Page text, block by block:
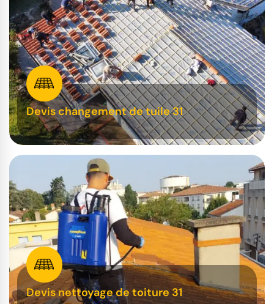
Devis changement de tuile 31
Devis nettoyage de toiture 31